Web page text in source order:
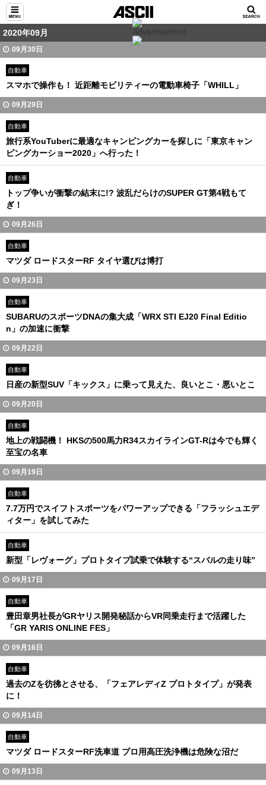
2020年09月
09月30日
自動車
スマホで操作も！ 近距離モビリティーの電動車椅子「WHILL」
09月29日
自動車
旅行系YouTuberに最適なキャンピングカーを探しに「東京キャン
ピングカーショー2020」へ行った！
自動車
トップ争いが衝撃の結末に!? 波乱だらけのSUPER GT第4戦もて
ぎ！
09月26日
自動車
マツダ ロードスターRF タイヤ選びは博打
09月23日
自動車
SUBARUのスポーツDNAの集大成「WRX STI EJ20 Final Editio
n」の加速に衝撃
09月22日
自動車
日産の新型SUV「キックス」に乗って見えた、良いとこ・悪いとこ
09月20日
自動車
地上の戦闘機！ HKSの500馬力R34スカイラインGT-Rは今でも輝く
至宝の名車
09月19日
自動車
7.7万円でスイフトスポーツをパワーアップできる「フラッシュエデ
ィター」を試してみた
自動車
新型「レヴォーグ」プロトタイプ試乗で体験する“スバルの走り味”
09月17日
自動車
豊田章男社長がGRヤリス開発秘話からVR同乗走行まで活躍した
「GR YARIS ONLINE FES」
09月16日
自動車
過去のZを彷彿とさせる、「フェアレディZ プロトタイプ」が発表
に！
09月14日
自動車
マツダ ロードスターRF洗車道 プロ用高圧洗浄機は危険な沼だ
09月13日